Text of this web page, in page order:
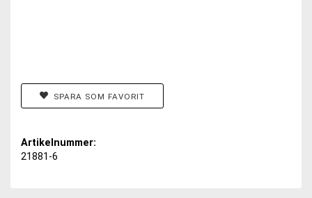
SPARA SOM FAVORIT
Artikelnummer:
21881-6